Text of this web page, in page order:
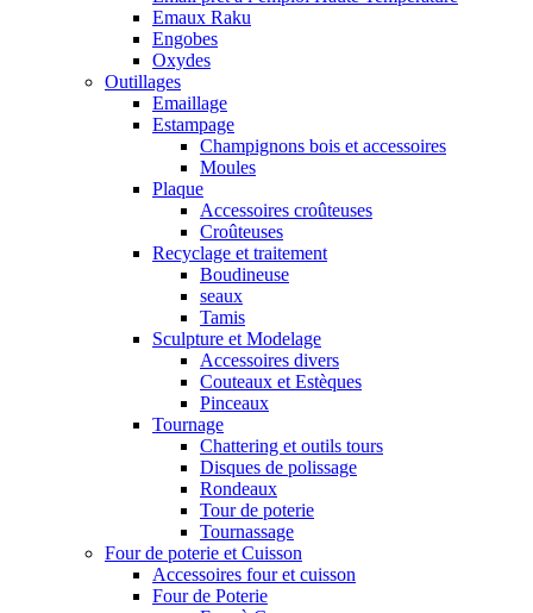
Emaux Raku
Engobes
Oxydes
Outillages
Emaillage
Estampage
Champignons bois et accessoires
Moules
Plaque
Accessoires croûteuses
Croûteuses
Recyclage et traitement
Boudineuse
seaux
Tamis
Sculpture et Modelage
Accessoires divers
Couteaux et Estèques
Pinceaux
Tournage
Chattering et outils tours
Disques de polissage
Rondeaux
Tour de poterie
Tournassage
Four de poterie et Cuisson
Accessoires four et cuisson
Four de Poterie